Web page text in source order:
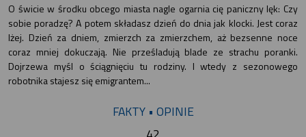
O świcie w środku obcego miasta nagle ogarnia cię paniczny lęk: Czy
sobie poradzę? A potem składasz dzień do dnia jak klocki. Jest coraz
lżej. Dzień za dniem, zmierzch za zmierzchem, aż bezsenne noce
coraz mniej dokuczają. Nie prześladują blade ze strachu poranki.
Dojrzewa myśl o ściągnięciu tu rodziny. I wtedy z sezonowego
robotnika stajesz się emigrantem...
FAKTY • OPINIE